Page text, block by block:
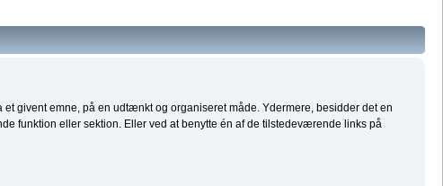
givent emne, på en udtænkt og organiseret måde. Ydermere, besidder det en
funktion eller sektion. Eller ved at benytte én af de tilstedeværende links på